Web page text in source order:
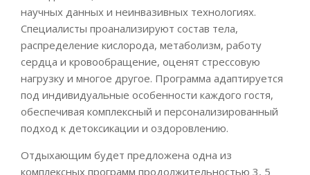
научных данных и неинвазивных технологиях.
Специалисты проанализируют состав тела,
распределение кислорода, метаболизм, работу
сердца и кровообращение, оценят стрессовую
нагрузку и многое другое. Программа адаптируется
под индивидуальные особенности каждого гостя,
обеспечивая комплексный и персонализированный
подход к детоксикации и оздоровлению.
Отдыхающим будет предложена одна из
комплексных программ продолжительностью 3, 5